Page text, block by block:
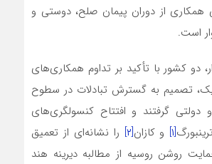
همکاری از دوران پیمان صلح، دوستی و
دو کشور با تأکید بر تداوم همکاری‌های
تصمیم به گسترش تبادلات در سطوح
دولتی گرفتند و افتتاح کنسولگری‌های
[۱] و کازان[۲]
را نشانه‌ای از تعمیق
روشن روسیه از مطالبه دیرینه هند